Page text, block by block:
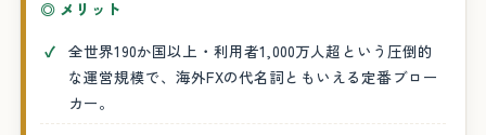
◎ メリット
全世界190か国以上・利用者1,000万人超という圧倒的
な運営規模で、海外FXの代名詞ともいえる定番ブロー
カー。